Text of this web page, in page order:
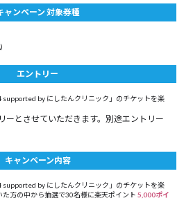
ャンペーン対象券種
エントリー
supported by にしたんクリニック」のチケットを楽
ーとさせていただきます。別途エントリー
キャンペーン内容
supported by にしたんクリニック」のチケットを楽
方の中から抽選で30名様に楽天ポイント 5,000ポイ